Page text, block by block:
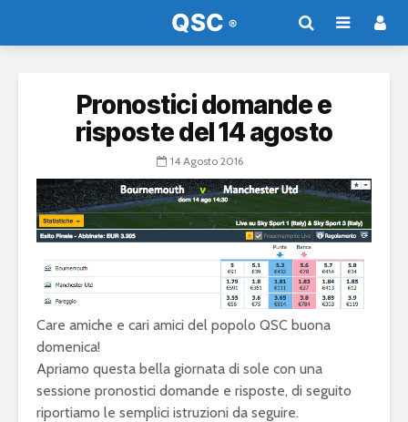
Pronostici domande e
risposte del 14 agosto
14 Agosto 2016
Care amiche e cari amici del popolo QSC buona
domenica!
Apriamo questa bella giornata di sole con una
sessione pronostici domande e risposte, di seguito
riportiamo le semplici istruzioni da seguire.